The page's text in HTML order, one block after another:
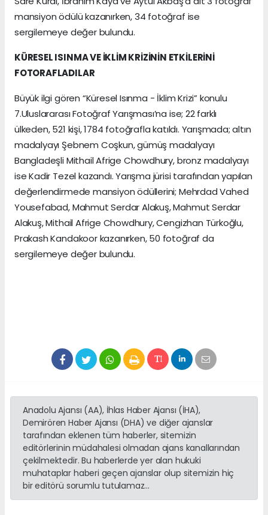
mansiyon ödülü kazanırken, 34 fotoğraf ise
sergilemeye değer bulundu.
KÜRESEL ISINMA VE İKLİM KRİZİNİN ETKİLERİNİ
FOTORAFLADILAR
Büyük ilgi gören “Küresel Isınma - İklim Krizi” konulu
7.Uluslararası Fotoğraf Yarışması’na ise; 22 farklı
ülkeden, 521 kişi, 1784 fotoğrafla katıldı. Yarışmada; altın
madalyayı Şebnem Coşkun, gümüş madalyayı
Bangladeşli Mithail Afrige Chowdhury, bronz madalyayı
ise Kadir Tezel kazandı. Yarışma jürisi tarafından yapılan
değerlendirmede mansiyon ödüllerini; Mehrdad Vahed
Yousefabad, Mahmut Serdar Alakuş, Mahmut Serdar
Alakuş, Mithail Afrige Chowdhury, Cengizhan Türkoğlu,
Prakash Kandakoor kazanırken, 50 fotoğraf da
sergilemeye değer bulundu.
Anadolu Ajansı (AA), İhlas Haber Ajansı (İHA),
Demirören Haber Ajansı (DHA) ve diğer ajanslar
tarafından eklenen tüm haberler, sitemizin
editörlerinin müdahalesi olmadan ajans kanallarından
çekilmektedir. Bu haberlerde yer alan hukuki
muhataplar haberi geçen ajanslar olup sitemizin hiç
bir editörü sorumlu tutulamaz...